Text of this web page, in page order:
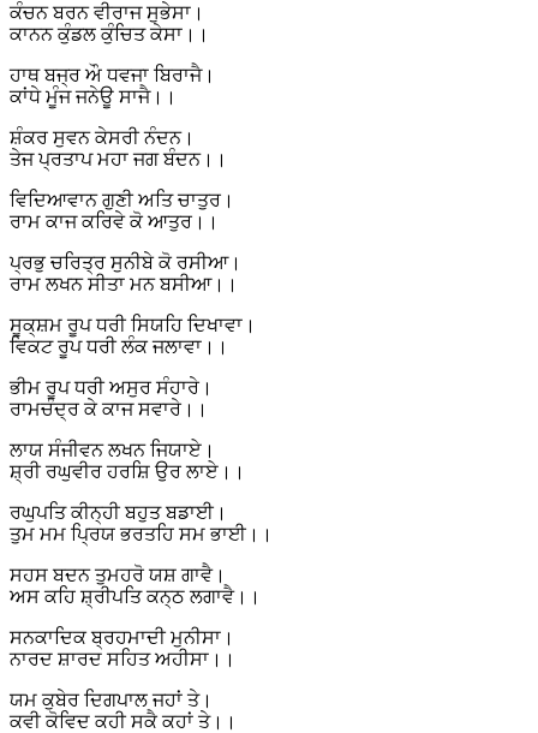
ਕੰਚਨ ਬਰਨ ਵੀਰਾਜ ਸੁਭੇਸਾ।
ਕਾਨਨ ਕੁੰਡਲ ਕੁੰਚਿਤ ਕੇਸਾ।।
ਹਾਥ ਬਜ੍ਰ ਔ ਧਵਜਾ ਬਿਰਾਜੈ।
ਕਾਂਧੇ ਮੂੰਜ ਜਨੇਊ ਸਾਜੈ।।
ਸ਼ੰਕਰ ਸੁਵਨ ਕੇਸਰੀ ਨੰਦਨ।
ਤੇਜ ਪ੍ਰਤਾਪ ਮਹਾ ਜਗ ਬੰਦਨ।।
ਵਿਦਿਆਵਾਨ ਗੁਣੀ ਅਤਿ ਚਾਤੁਰ।
ਰਾਮ ਕਾਜ ਕਰਿਵੇ ਕੋ ਆਤੁਰ।।
ਪ੍ਰਭੁ ਚਰਿਤ੍ਰ ਸੁਨੀਬੇ ਕੋ ਰਸੀਆ।
ਰਾਮ ਲਖਨ ਸੀਤਾ ਮਨ ਬਸੀਆ।।
ਸੂਕ੍ਸ਼ਮ ਰੂਪ ਧਰੀ ਸਿਯਹਿ ਦਿਖਾਵਾ।
ਵਿਕਟ ਰੂਪ ਧਰੀ ਲੰਕ ਜਲਾਵਾ।।
ਭੀਮ ਰੂਪ ਧਰੀ ਅਸੁਰ ਸੰਹਾਰੇ।
ਰਾਮਚੰਦ੍ਰ ਕੇ ਕਾਜ ਸਵਾਰੇ।।
ਲਾਯ ਸੰਜੀਵਨ ਲਖਨ ਜਿਯਾਏ।
ਸ਼੍ਰੀ ਰਘੁਵੀਰ ਹਰਸ਼ਿ ਉਰ ਲਾਏ।।
ਰਘੁਪਤਿ ਕੀਨ੍ਹੀ ਬਹੁਤ ਬਡਾਈ।
ਤੁਮ ਮਮ ਪ੍ਰਿਯ ਭਰਤਹਿ ਸਮ ਭਾਈ।।
ਸਹਸ ਬਦਨ ਤੁਮਹਰੋ ਯਸ਼ ਗਾਵੈ।
ਅਸ ਕਹਿ ਸ਼੍ਰੀਪਤਿ ਕਨ੍ਠ ਲਗਾਵੈ।।
ਸਨਕਾਦਿਕ ਬ੍ਰਹਮਾਦੀ ਮੁਨੀਸਾ।
ਨਾਰਦ ਸ਼ਾਰਦ ਸਹਿਤ ਅਹੀਸਾ।।
ਯਮ ਕੁਬੇਰ ਦਿਗਪਾਲ ਜਹਾਂ ਤੇ।
ਕਵੀ ਕੋਵਿਦ ਕਹੀ ਸਕੈ ਕਹਾਂ ਤੇ।।